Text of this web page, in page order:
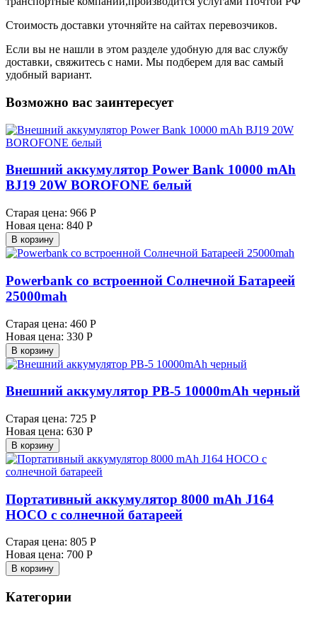
Стоимость доставки уточняйте на сайтах перевозчиков.
Если вы не нашли в этом разделе удобную для вас службу
доставки, свяжитесь с нами. Мы подберем для вас самый
удобный вариант.
Возможно вас заинтересует
Внешний аккумулятор Power Bank 10000 mAh
BJ19 20W BOROFONE белый
Старая цена: 966 Р
Новая цена: 840 Р
В корзину
Powerbank со встроенной Солнечной Батареей
25000mah
Старая цена: 460 Р
Новая цена: 330 Р
В корзину
Внешний аккумулятор PB-5 10000mAh черный
Старая цена: 725 Р
Новая цена: 630 Р
В корзину
Портативный аккумулятор 8000 mAh J164
HOCO с солнечной батареей
Старая цена: 805 Р
Новая цена: 700 Р
В корзину
Категории